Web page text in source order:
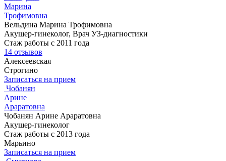
Марина
Трофимовна
Вельдина Марина Трофимовна
Акушер-гинеколог, Врач УЗ-диагностики
Стаж работы с 2011 года
14 отзывов
Алексеевская
Строгино
Записаться на прием
Чобанян
Арине
Араратовна
Чобанян Арине Араратовна
Акушер-гинеколог
Стаж работы с 2013 года
Марьино
Записаться на прием